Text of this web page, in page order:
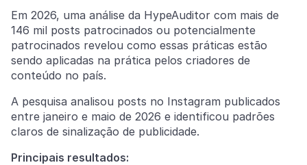
Em 2026, uma análise da HypeAuditor com mais de
146 mil posts patrocinados ou potencialmente
patrocinados revelou como essas práticas estão
sendo aplicadas na prática pelos criadores de
conteúdo no país.
A pesquisa analisou posts no Instagram publicados
entre janeiro e maio de 2026 e identificou padrões
claros de sinalização de publicidade.
Principais resultados: